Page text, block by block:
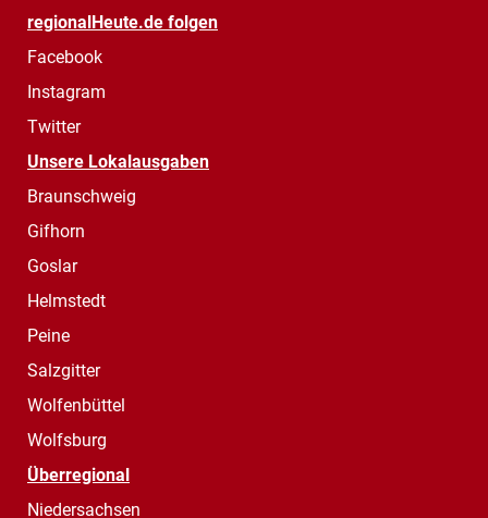
regionalHeute.de folgen
Facebook
Instagram
Twitter
Unsere Lokalausgaben
Braunschweig
Gifhorn
Goslar
Helmstedt
Peine
Salzgitter
Wolfenbüttel
Wolfsburg
Überregional
Niedersachsen